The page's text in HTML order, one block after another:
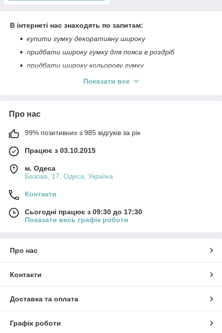
В інтернеті нас знаходять по запитам:
купити гумку декоративну широку
придбати широку гумку для пояса в роздріб
придбати широку кольорову гумку
придбати широку гумку для пояса україна
придбати широку кольорову гумку для пояса
купити резинку для пошиття нижньої білизни
Показати все
Про нас
99% позитивних з 985 відгуків за рік
Працює з 03.10.2015
м. Одеса
Базова, 17, Одеса, Україна
Контакти
Сьогодні працює з 09:30 до 17:30
Показати весь графік роботи
Про нас
Контакти
Доставка та оплата
Графік роботи